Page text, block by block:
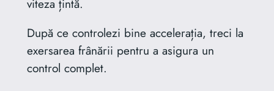
viteza țintă.
După ce controlezi bine accelerația, treci la
exersarea frânării pentru a asigura un
control complet.